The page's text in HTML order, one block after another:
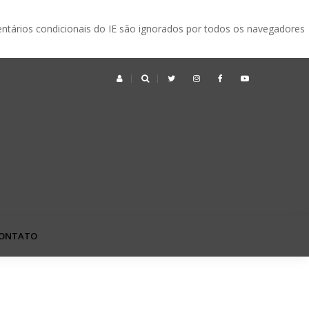
condicionais do IE são ignorados por todos os navegadores
no Japão: o que é, quando acontece e vale a pena visitar?